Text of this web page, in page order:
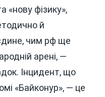
«нову фізику»,
й
чим рф ще
арені, —
Інцидент, що
«Байконур», — це